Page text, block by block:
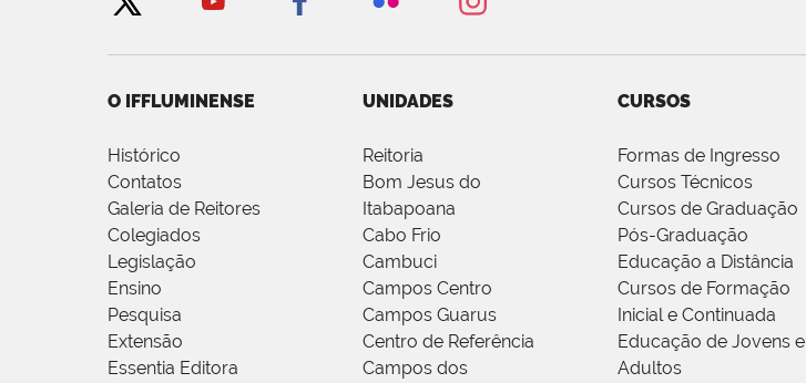
O IFFLUMINENSE
Histórico
Contatos
Galeria de Reitores
Colegiados
Legislação
Ensino
Pesquisa
Extensão
Essentia Editora
UNIDADES
Reitoria
Bom Jesus do
Itabapoana
Cabo Frio
Cambuci
Campos Centro
Campos Guarus
Centro de Referência
Campos dos
CURSOS
Formas de Ingresso
Cursos Técnicos
Cursos de Graduação
Pós-Graduação
Educação a Distância
Cursos de Formação
Inicial e Continuada
Educação de Jovens e
Adultos